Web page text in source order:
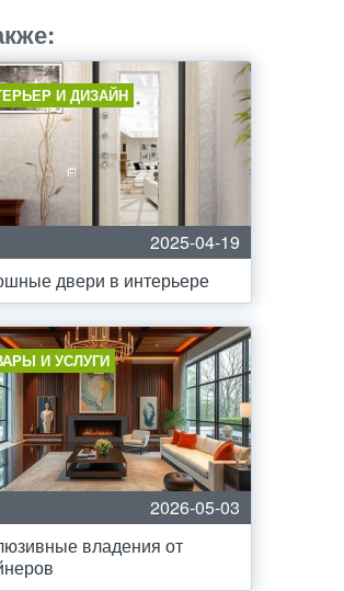
И ДИЗАЙН
2025-04-19
двери в интерьере
И УСЛУГИ
2026-05-03
владения от